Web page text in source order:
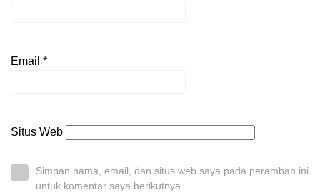
Email *
Situs Web
Simpan nama, email, dan situs web saya pada peramban ini
untuk komentar saya berikutnya.